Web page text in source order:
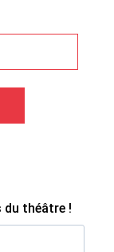
du théâtre !